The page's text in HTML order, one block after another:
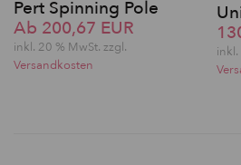
Pert Spinning Pole
Ab 200,67 EUR
inkl. 20 % MwSt. zzgl.
Versandkosten
inkl.